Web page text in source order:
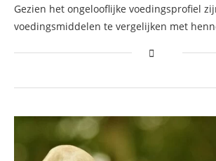
Gezien het ongelooflijke voedingsprofiel
voedingsmiddelen te vergelijken met